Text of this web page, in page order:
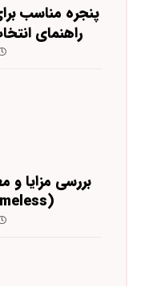
پنجره مناسب
راهنمای
بررسی مزایا
(Frameless) | راهنمای کامل